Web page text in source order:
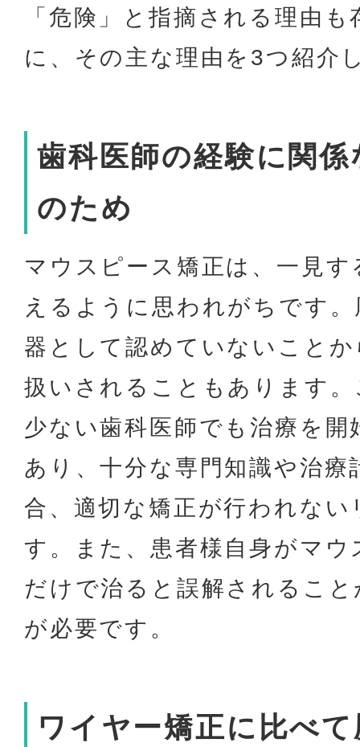
「危険」と指摘される理由
に、その主な理由を3つ紹介
歯科医師の経験に関
のため
マウスピース矯正は、一見
えるように思われがちです
器として認めていないこと
扱いされることもあります
少ない歯科医師でも治療を
あり、十分な専門知識や治
合、適切な矯正が行われな
す。また、患者様自身がマ
だけで治ると誤解されるこ
が必要です。
ワイヤー矯正に比べ